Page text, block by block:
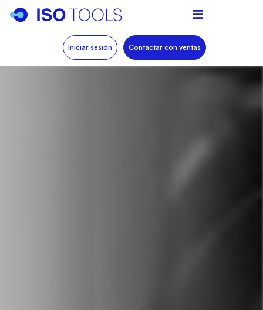
Iniciar sesión Contactar con ventas